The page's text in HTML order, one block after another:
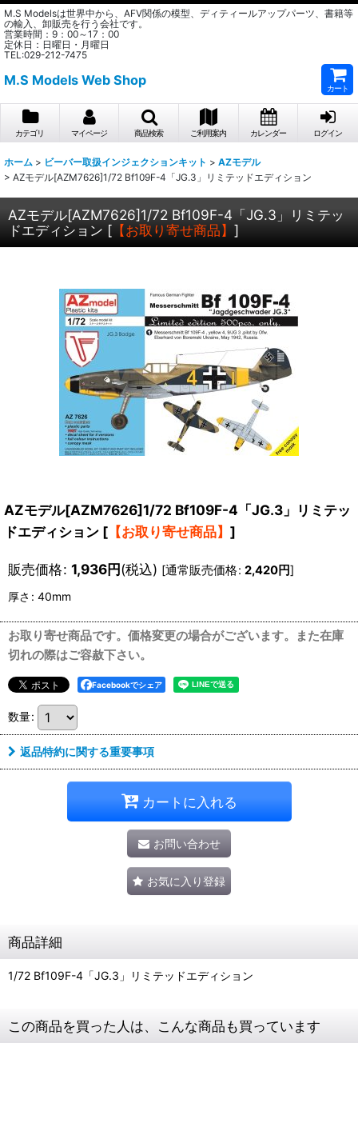
M.S Modelsは世界中から、AFV関係の模型、ディティールアップパーツ、書籍等
の輸入、卸販売を行う会社です。
営業時間：9：00～17：00
定休日：日曜日・月曜日
TEL:029-212-7475
M.S Models Web Shop
カート
カテゴリ マイページ 商品検索 ご利用案内 カレンダー ログイン
ホーム > ビーバー取扱インジェクションキット > AZモデル
> AZモデル[AZM7626]1/72 Bf109F-4「JG.3」リミテッドエディション
AZモデル[AZM7626]1/72 Bf109F-4「JG.3」リミテッ
ドエディション [ 【お取り寄せ商品】 ]
AZモデル[AZM7626]1/72 Bf109F-4「JG.3」リミテッ
ドエディション [ 【お取り寄せ商品】 ]
販売価格: 1,936円(税込) [通常販売価格: 2,420円]
厚さ : 40mm
お取り寄せ商品です。価格変更の場合がございます。また在庫
切れの際はご容赦下さい。
Facebookでシェア
数量:
返品特約に関する重要事項
カートに入れる
お問い合わせ
お気に入り登録
商品詳細
1/72 Bf109F-4「JG.3」リミテッドエディション
この商品を買った人は、こんな商品も買っています